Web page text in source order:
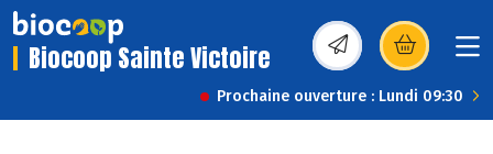
Biocoop Sainte Victoire (s’ouvre dans une
Prochaine ouverture : Lundi 09:30